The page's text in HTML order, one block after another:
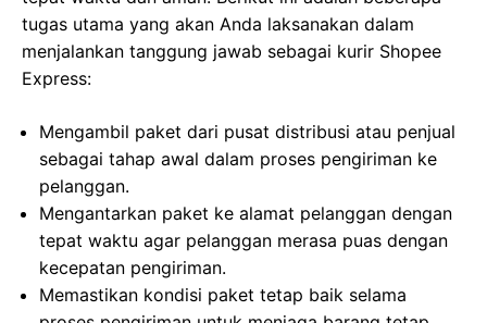
tugas utama yang akan Anda laksanakan dalam
menjalankan tanggung jawab sebagai kurir Shopee
Express:
Mengambil paket dari pusat distribusi atau penjual
sebagai tahap awal dalam proses pengiriman ke
pelanggan.
Mengantarkan paket ke alamat pelanggan dengan
tepat waktu agar pelanggan merasa puas dengan
kecepatan pengiriman.
Memastikan kondisi paket tetap baik selama